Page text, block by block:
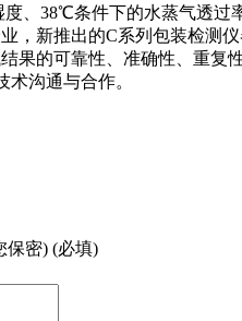
、38℃条件下的水蒸气透
，新推出的C系列包装检测
果的可靠性、准确性、重
沟通与合作。
保密) (必填)